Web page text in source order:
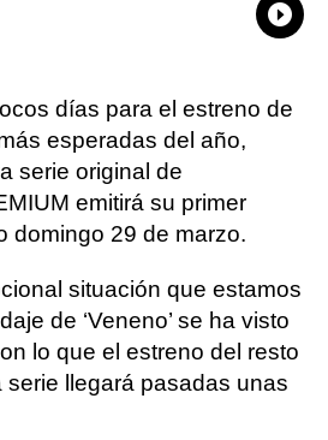
días para el estreno de
esperadas del año,
serie original de
emitirá su primer
domingo 29 de marzo.
situación que estamos
de ‘Veneno’ se ha visto
lo que el estreno del resto
llegará pasadas unas